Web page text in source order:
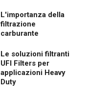
L'importanza della
filtrazione
carburante
Le soluzioni filtranti
UFI Filters per
applicazioni Heavy
Duty